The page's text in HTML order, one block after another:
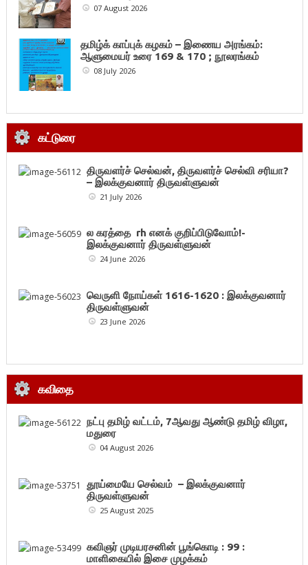
07 August 2026
தமிழ்க் காப்புக் கழகம் – இணைய அரங்கம்:
ஆளுமையர் உரை 169 & 170 ; நூலரங்கம்
08 July 2026
கட்டுரை
திருவளர்ச் செல்வன், திருவளர்ச் செல்வி சரியா?
– இலக்குவனார் திருவள்ளுவன்
21 July 2026
ல கரத்தை rh எனக் குறிப்பிடுவோம்!-
இலக்குவனார் திருவள்ளுவன்
24 June 2026
வெருளி நோய்கள் 1616-1620 : இலக்குவனார்
திருவள்ளுவன்
23 June 2026
கவிதை
நட்பு தமிழ் வட்டம், 7ஆவது ஆண்டு தமிழ் விழா,
மதுரை
04 August 2026
தூய்மையே செல்வம் – இலக்குவனார்
திருவள்ளுவன்
25 August 2025
கவிஞர் முடியரசனின் பூங்கொடி : 99 :
மாளிகையில் இசை முழக்கம்